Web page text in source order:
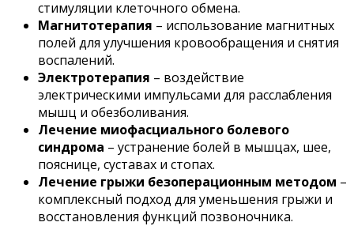
стимуляции клеточного обмена.
Магнитотерапия – использование магнитных
полей для улучшения кровообращения и снятия
воспалений.
Электротерапия – воздействие
электрическими импульсами для расслабления
мышц и обезболивания.
Лечение миофасциального болевого
синдрома – устранение болей в мышцах, шее,
пояснице, суставах и стопах.
Лечение грыжи безоперационным методом –
комплексный подход для уменьшения грыжи и
восстановления функций позвоночника.